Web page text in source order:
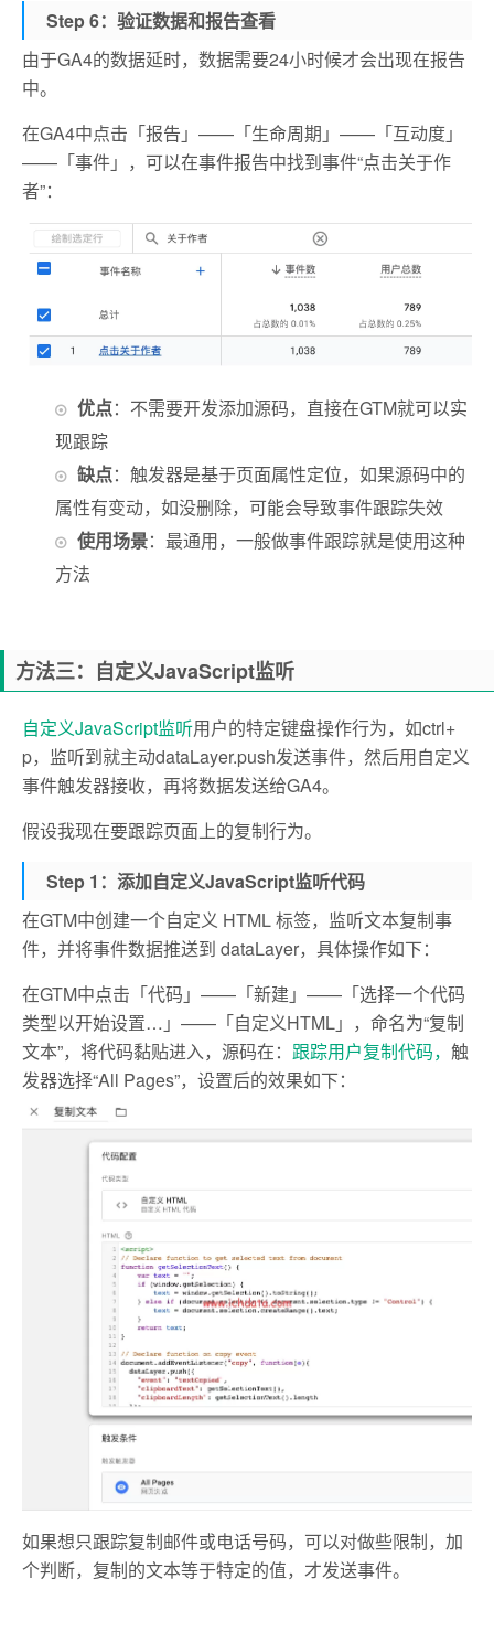
Step 6：验证数据和报告查看
由于GA4的数据延时，数据需要24小时候才会出现在报告
中。
在GA4中点击「报告」——「生命周期」——「互动度」
——「事件」，可以在事件报告中找到事件“点击关于作
者”：
优点：不需要开发添加源码，直接在GTM就可以实
现跟踪
缺点：触发器是基于页面属性定位，如果源码中的
属性有变动，如没删除，可能会导致事件跟踪失效
使用场景：最通用，一般做事件跟踪就是使用这种
方法
方法三：自定义JavaScript监听
自定义JavaScript监听用户的特定键盘操作行为，如ctrl+
p，监听到就主动dataLayer.push发送事件，然后用自定义
事件触发器接收，再将数据发送给GA4。
假设我现在要跟踪页面上的复制行为。
Step 1：添加自定义JavaScript监听代码
在GTM中创建一个自定义 HTML 标签，监听文本复制事
件，并将事件数据推送到 dataLayer，具体操作如下：
在GTM中点击「代码」——「新建」——「选择一个代码
类型以开始设置…」——「自定义HTML」，命名为“复制
文本”，将代码黏贴进入，源码在： 跟踪用户复制代码， 触
发器选择“All Pages”，设置后的效果如下：
如果想只跟踪复制邮件或电话号码，可以对做些限制，加
个判断，复制的文本等于特定的值，才发送事件。